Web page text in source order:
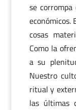
se
económicos.
cosas
Como la
a su
Nuestro
ritual y
las últimas